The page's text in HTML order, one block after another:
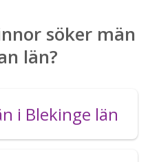
söker män
län?
i Blekinge län